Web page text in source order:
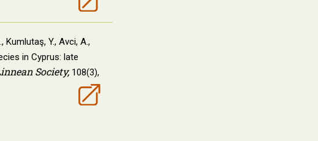
Kumlutaş, Y., Avci, A.,
in Cyprus: late
Society, 108(3),